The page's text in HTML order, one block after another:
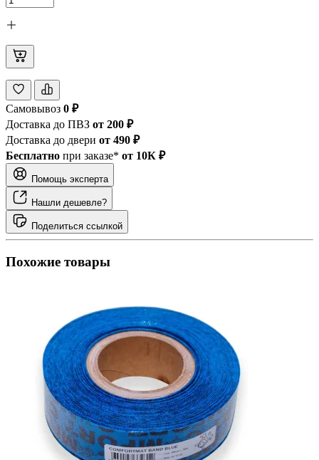
Самовывоз 0 ₽
Доставка до ПВЗ от 200 ₽
Доставка до двери от 490 ₽
Бесплатно при заказе* от 10К ₽
Помощь эксперта
Нашли дешевле?
Поделиться ссылкой
Похожие товары